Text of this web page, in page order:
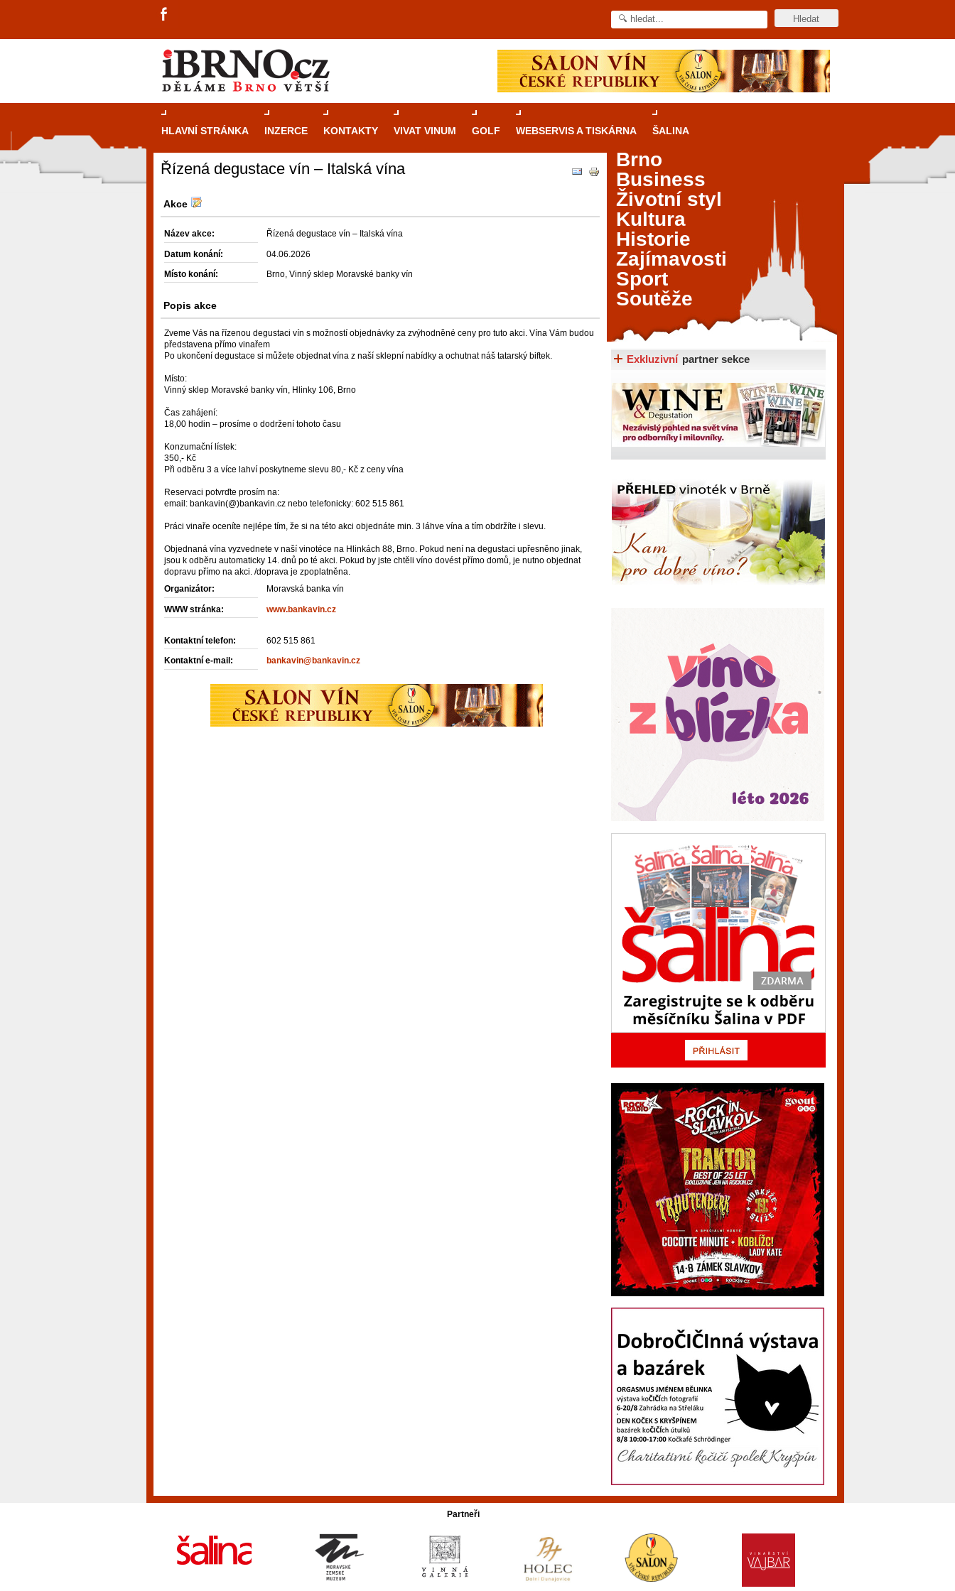
HLAVNÍ STRÁNKA INZERCE KONTAKTY VIVAT VINUM GOLF WEBSERVIS A TISKÁRNA ŠALINA
Řízená degustace vín – Italská vína
Akce
Název akce: Řízená degustace vín – Italská vína
Datum konání: 04.06.2026
Místo konání: Brno, Vinný sklep Moravské banky vín
Popis akce
Zveme Vás na řízenou degustaci vín s možností objednávky za zvýhodněné ceny pro tuto akci. Vína Vám budou
představena přímo vinařem
Po ukončení degustace si můžete objednat vína z naší sklepní nabídky a ochutnat náš tatarský biftek.
Místo:
Vinný sklep Moravské banky vín, Hlinky 106, Brno
Čas zahájení:
18,00 hodin – prosíme o dodržení tohoto času
Konzumační lístek:
350,- Kč
Při odběru 3 a více lahví poskytneme slevu 80,- Kč z ceny vína
Reservaci potvrďte prosím na:
email: bankavin(@)bankavin.cz nebo telefonicky: 602 515 861
Práci vinaře oceníte nejlépe tím, že si na této akci objednáte min. 3 láhve vína a tím obdržíte i slevu.
Objednaná vína vyzvednete v naší vinotéce na Hlinkách 88, Brno. Pokud není na degustaci upřesněno jinak,
jsou k odběru automaticky 14. dnů po té akci. Pokud by jste chtěli víno dovést přímo domů, je nutno objednat
dopravu přímo na akci. /doprava je zpoplatněna.
Organizátor:
Moravská banka vín
WWW stránka: www.bankavin.cz
Kontaktní telefon: 602 515 861
Kontaktní e-mail: bankavin@bankavin.cz
Brno je městem známým pro zajímavé památky, skvělé
různé kasinové hry. V neustále kvetoucí moravské
návštěvníky, tak pro příležitostné hráče. V...
Celý článek...
Brno
Business
Životní styl
Kultura
Historie
Zajímavosti
Sport
Soutěže
Exkluzivní partner sekce
Partneři